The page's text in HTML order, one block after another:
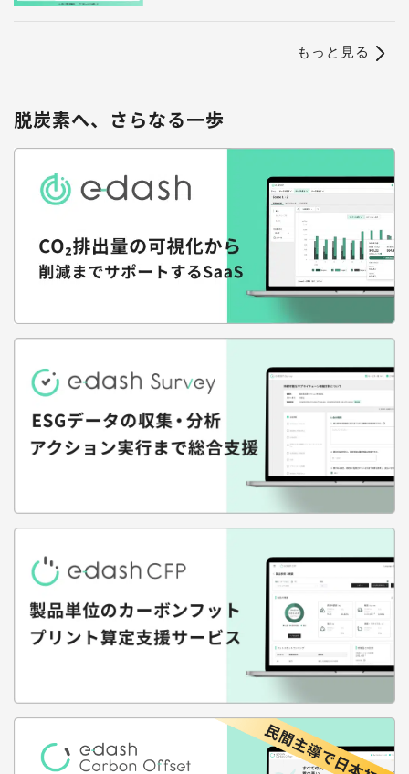
もっと見る
脱炭素へ、さらなる一歩